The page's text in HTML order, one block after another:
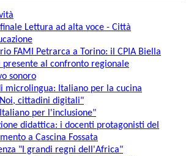
Lettura ad alta voce - Città
FAMI Petrarca a Torino: il CPIA Biella
presente al confronto regionale
sonoro
microlingua: Italiano per la cucina
cittadini digitali"
per l'inclusione"
didattica: i docenti protagonisti del
a Cascina Fossata
"I grandi regni dell'Africa"